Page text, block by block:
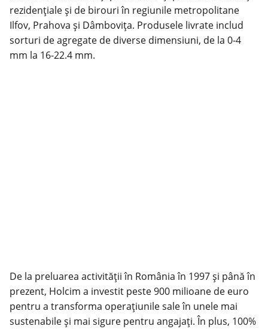
rezidențiale și de birouri în regiunile metropolitane
Ilfov, Prahova și Dâmbovița. Produsele livrate includ
sorturi de agregate de diverse dimensiuni, de la 0-4
mm la 16-22.4 mm.
De la preluarea activității în România în 1997 și până în
prezent, Holcim a investit peste 900 milioane de euro
pentru a transforma operațiunile sale în unele mai
sustenabile și mai sigure pentru angajați. În plus, 100%